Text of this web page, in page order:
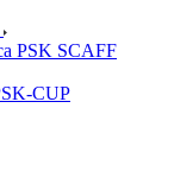
PSK SCAFF
CUP